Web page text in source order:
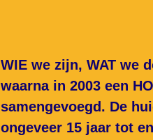
WIE we zijn, WAT we
waarna in 2003 een
samengevoegd. De
ongeveer 15 jaar tot